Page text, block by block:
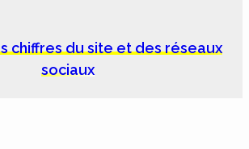
chiffres du site et des réseaux
sociaux